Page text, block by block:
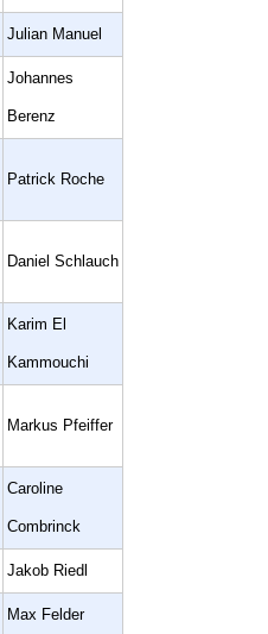
Julian Manuel
Johannes
Berenz
Patrick Roche
Daniel Schlauch
Karim El
Kammouchi
Markus Pfeiffer
Caroline
Combrinck
Jakob Riedl
Max Felder